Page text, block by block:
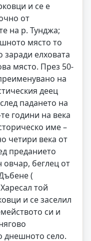
и се е
от
на р. Тунджа;
място то
елховата
място. През 50-
на
деец
падането на
години на века
име –
четири века от
преданието
овчар, беглец от
(
той
и се заселил
си и
днешното село.